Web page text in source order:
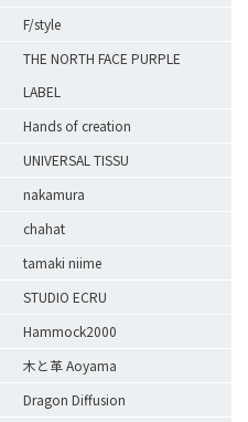
F/style
THE NORTH FACE PURPLE
LABEL
Hands of creation
UNIVERSAL TISSU
nakamura
chahat
tamaki niime
STUDIO ECRU
Hammock2000
木と革 Aoyama
Dragon Diffusion